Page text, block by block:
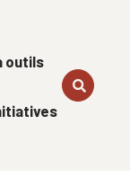
outils